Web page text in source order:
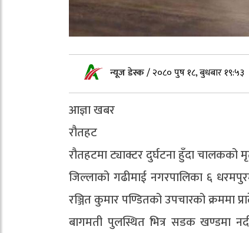
न्यूज डेस्क/२०८० पुष १८, बुधबार १९:५३
आज्ञा खबर
रौतहट
रौतहटमा ट्याक्टर दुर्घटना हुँदा चालकको
जिल्लाको गढीमाई नगरपालिका ६
रञ्जित कुमार पण्डितको उपचारको क्रममा
बागमती पुलस्थित भित्र सडक खण्डमा